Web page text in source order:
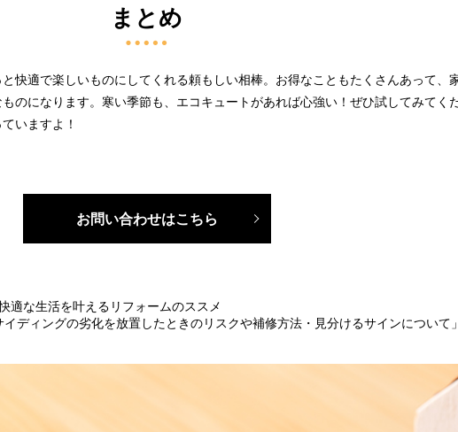
まとめ
快適で楽しいものにしてくれる頼もしい相棒。お得なこともたくさんあって、
のになります。寒い季節も、エコキュートがあれば心強い！ぜひ試してみてく
いますよ！
お問い合わせはこちら
適な生活を叶えるリフォームのススメ
イディングの劣化を放置したときのリスクや補修方法・見分けるサインについて」